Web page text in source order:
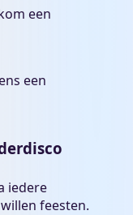
een
iedere
feesten.